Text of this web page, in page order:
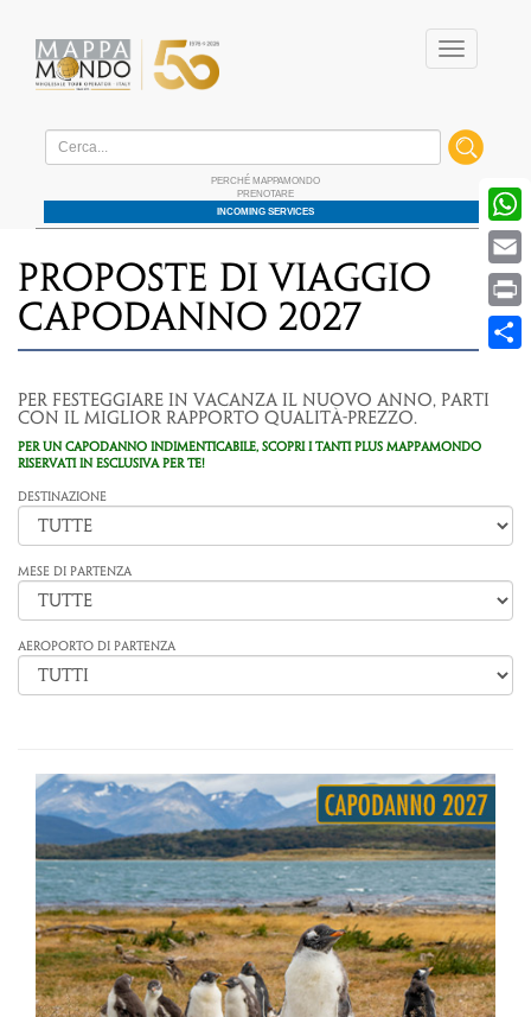
Menu
PERCHÉ MAPPAMONDO
PRENOTARE
INCOMING SERVICES
/ Offerte / PROPOSTE DI VIAGGIO CAPODANNO 2027
PROPOSTE DI VIAGGIO
CAPODANNO 2027
Per festeggiare in vacanza il nuovo anno, parti
con il miglior rapporto qualità-prezzo.
PER UN CAPODANNO INDIMENTICABILE, SCOPRI I TANTI PLUS MAPPAMONDO
RISERVATI IN ESCLUSIVA PER TE!
Destinazione
MESE DI PARTENZA
AEROPORTO DI PARTENZA